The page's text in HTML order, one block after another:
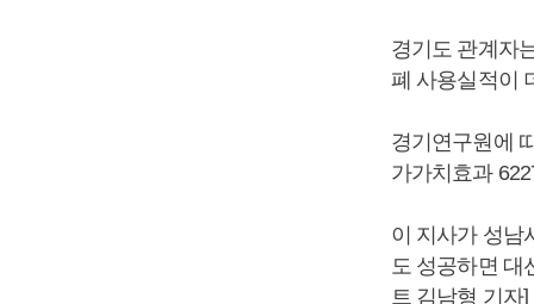
경기도 관계자
폐 사용실적이
경기연구원에
가가치효과
이 지사가 성남
도 성공하면 대
트 김남형 기자]